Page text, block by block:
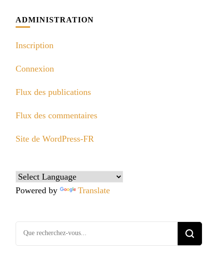
ADMINISTRATION
Inscription
Connexion
Flux des publications
Flux des commentaires
Site de WordPress-FR
Powered by Translate
Vous
recherchiez